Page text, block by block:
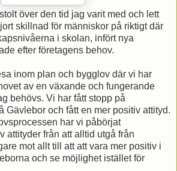
över den tid jag varit med och lett
skillnad för människor på riktigt där
i skolan, infört nya
efter företagens behov.
inom plan och bygglov där vi har
av en växande och fungerande
behövs. Vi har fått stopp på
Gävlebor och fått en mer positiv attityd.
har vi påbörjat
attityder från att alltid utgå från
mot allt till att att vara mer positiv i
och se möjlighet istället för